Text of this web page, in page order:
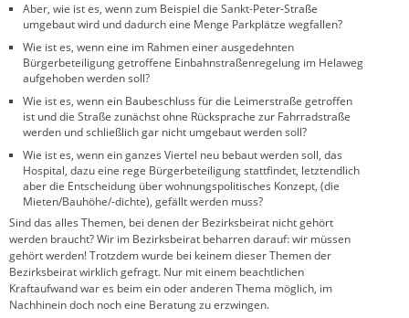
Aber, wie ist es, wenn zum Beispiel die Sankt-Peter-Straße
umgebaut wird und dadurch eine Menge Parkplätze wegfallen?
Wie ist es, wenn eine im Rahmen einer ausgedehnten
Bürgerbeteiligung getroffene Einbahnstraßenregelung im Helaweg
aufgehoben werden soll?
Wie ist es, wenn ein Baubeschluss für die Leimerstraße getroffen
ist und die Straße zunächst ohne Rücksprache zur Fahrradstraße
werden und schließlich gar nicht umgebaut werden soll?
Wie ist es, wenn ein ganzes Viertel neu bebaut werden soll, das
Hospital, dazu eine rege Bürgerbeteiligung stattfindet, letztendlich
aber die Entscheidung über wohnungspolitisches Konzept, (die
Mieten/Bauhöhe/-dichte), gefällt werden muss?
Sind das alles Themen, bei denen der Bezirksbeirat nicht gehört
werden braucht? Wir im Bezirksbeirat beharren darauf: wir müssen
gehört werden! Trotzdem wurde bei keinem dieser Themen der
Bezirksbeirat wirklich gefragt. Nur mit einem beachtlichen
Kraftaufwand war es beim ein oder anderen Thema möglich, im
Nachhinein doch noch eine Beratung zu erzwingen.